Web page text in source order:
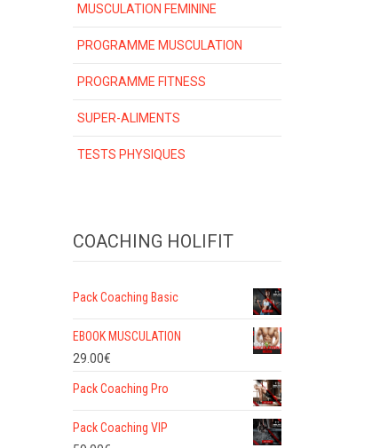
MUSCULATION FEMININE
PROGRAMME MUSCULATION
PROGRAMME FITNESS
SUPER-ALIMENTS
TESTS PHYSIQUES
COACHING HOLIFIT
Pack Coaching Basic
EBOOK MUSCULATION
29.00€
Pack Coaching Pro
Pack Coaching VIP